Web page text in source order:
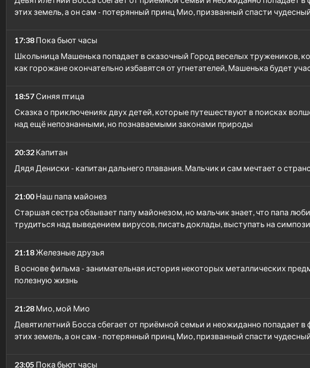
этих земель, а он сам - потерянный принц Мио, призванный спасти
17:38 Пока бьют часы
Школьница Машенька попадает в сказочный Город веселых тружеников,
как горожане окончательно избавятся от угнетателей, Машенька будет
18:57 Синяя птица
Сказка о приключениях двух детей, которые путешествуют в поисках
над ещё непознанными, но познаваемыми законами природы
20:32 Капитан
Дядя Дениски - капитан дальнего плавания. Мальчик и сам мечтает о
21:00 Наш папа майонез
Старшая сестра обзывает папу майонезом, но мальчик знает, что папа
трудиться над выведением вирусов, писать доклады, выступать на
21:18 Железные друзья
В основе фильма - занимательная история некоторых металлических
полезную жизнь
21:28 Мио, мой Мио
Девятилетний Босса сбегает от приёмной семьи и неожиданно попадает
этих земель, а он сам - потерянный принц Мио, призванный спасти
23:05 Пока бьют часы